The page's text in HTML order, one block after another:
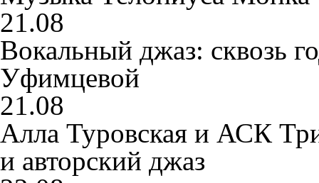
21.08
Вокальный джаз: сквозь
Уфимцевой
21.08
Алла Туровская и АСК
и авторский джаз